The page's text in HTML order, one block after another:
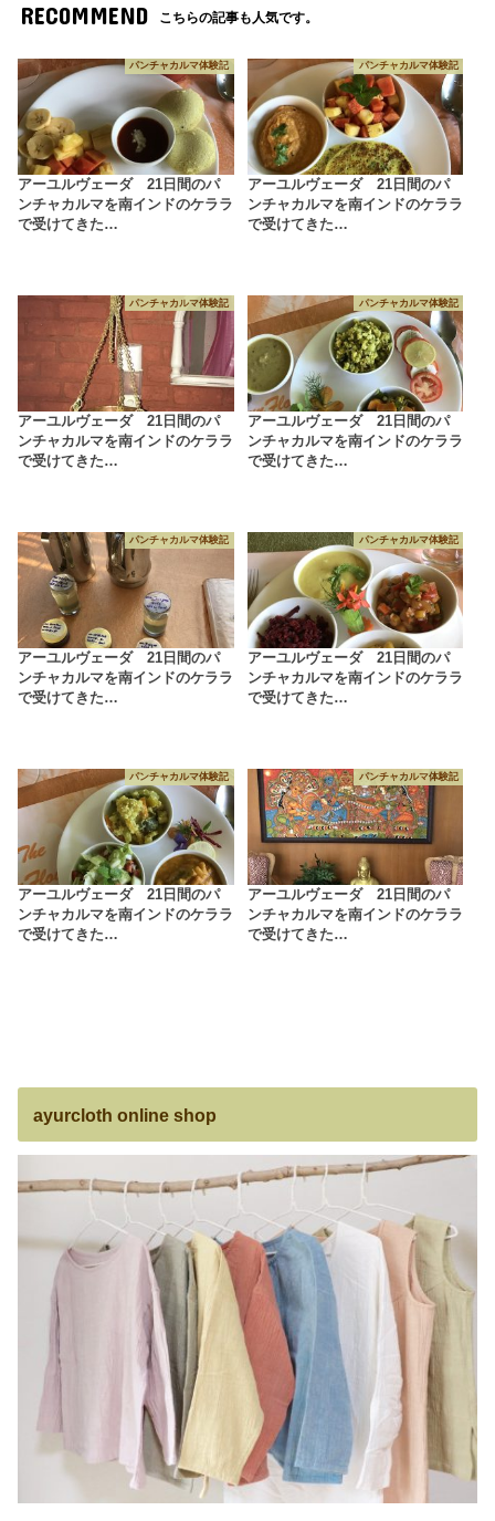
RECOMMEND こちらの記事も人気です。
パンチャカルマ体験記
アーユルヴェーダ 21日間のパ
ンチャカルマを南インドのケララ
で受けてきた…
パンチャカルマ体験記
アーユルヴェーダ 21日間のパ
ンチャカルマを南インドのケララ
で受けてきた…
パンチャカルマ体験記
アーユルヴェーダ 21日間のパ
ンチャカルマを南インドのケララ
で受けてきた…
パンチャカルマ体験記
アーユルヴェーダ 21日間のパ
ンチャカルマを南インドのケララ
で受けてきた…
パンチャカルマ体験記
アーユルヴェーダ 21日間のパ
ンチャカルマを南インドのケララ
で受けてきた…
パンチャカルマ体験記
アーユルヴェーダ 21日間のパ
ンチャカルマを南インドのケララ
で受けてきた…
パンチャカルマ体験記
アーユルヴェーダ 21日間のパ
ンチャカルマを南インドのケララ
で受けてきた…
パンチャカルマ体験記
アーユルヴェーダ 21日間のパ
ンチャカルマを南インドのケララ
で受けてきた…
ayurcloth online shop